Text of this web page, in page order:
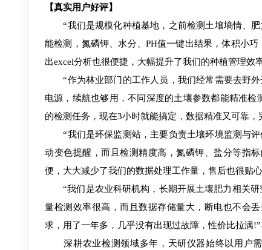
【真实用户好评】
“我们是规模化种植基地，之前检测土壤墒情、肥
能检测，氮磷钾、水分、PH值一键出结果，体积小
出excel分析也很便捷，大幅提升了我们的种植管理
“作为林业部门的工作人员，我们经常需要去野外
电源，续航也够用，不同深度的土壤参数都能精准
的检测任务，现在3小时就能搞定，数据精准又可靠
“我们是环保监测站，主要负责土壤环境监测与评
动变色提醒，而且检测精度高，氮磷钾、盐分等指
便，大大减少了我们的数据处理工作量，售后也很
“我们是农业科研机构，长期开展土壤肥力相关研
量检测效率很高，而且数据存储量大，断电也不会
求，用了一年多，几乎没有出现过故障，性价比拉
深耕农业检测领域多年，天研仪器始终以用户需